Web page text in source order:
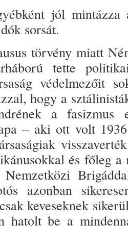
jól
sorsát.
törvény miatt
tette
védelmezőit
hogy a
a
– aki ott volt
és fő­leg a
azonban
kevesek­nek
hatolt be a